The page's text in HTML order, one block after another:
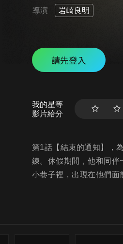
導演 岩崎良明
請先登入
我的星等
影片給分
第1話【結束的通知】，
鍊。休假期間，他和同伴
小巷子裡，出現在他們面